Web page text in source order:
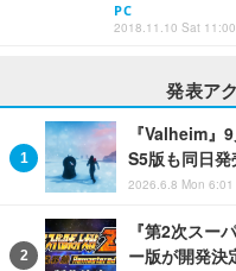
PC
2018.11.10 Sat 11:00
発表ア
『Valheim』
S5版も同日
2026.6.8 Mon 6:01
『第2次スー
ー版が開発決